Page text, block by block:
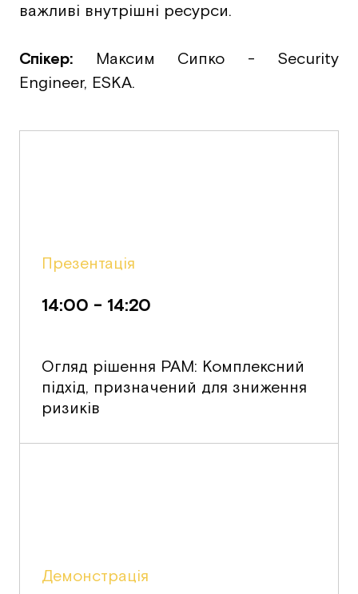
важливі внутрішні ресурси.
Спікер:
Максим Сипко - Security
Engineer, ESKA.
Презентація
14:00 - 14:20
Огляд рішення PAM: Комплексний
підхід, призначений для зниження
ризиків
Демонстрація